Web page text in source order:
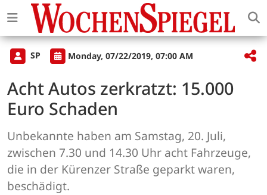
SP Monday, 07/22/2019, 07:00 AM
Acht Autos zerkratzt: 15.000
Euro Schaden
Unbekannte haben am Samstag, 20. Juli,
zwischen 7.30 und 14.30 Uhr acht Fahrzeuge,
die in der Kürenzer Straße geparkt waren,
beschädigt.